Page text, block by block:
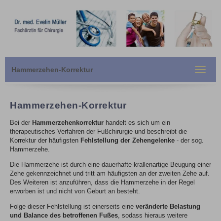
Hammerzehen-Korrektur
Toggle
Hammerzehen-Korrektur
Bei der Hammerzehenkorrektur handelt es sich um ein
therapeutisches Verfahren der Fußchirurgie und beschreibt die
Korrektur der häufigsten Fehlstellung der Zehengelenke - der sog.
Hammerzehe.
Die Hammerzehe ist durch eine dauerhafte krallenartige Beugung einer
Zehe gekennzeichnet und tritt am häufigsten an der zweiten Zehe auf.
Des Weiteren ist anzuführen, dass die Hammerzehe in der Regel
erworben ist und nicht von Geburt an besteht.
Folge dieser Fehlstellung ist einerseits eine veränderte Belastung
und Balance des betroffenen Fußes, sodass hieraus weitere